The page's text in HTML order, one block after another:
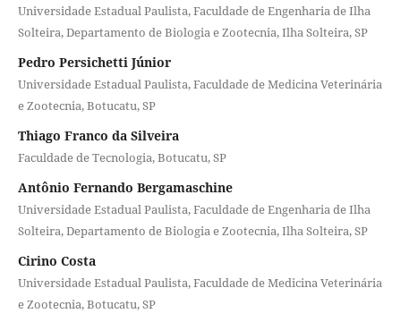
Universidade Estadual Paulista, Faculdade de Engenharia de Ilha
Solteira, Departamento de Biologia e Zootecnia, Ilha Solteira, SP
Pedro Persichetti Júnior
Universidade Estadual Paulista, Faculdade de Medicina Veterinária
e Zootecnia, Botucatu, SP
Thiago Franco da Silveira
Faculdade de Tecnologia, Botucatu, SP
Antônio Fernando Bergamaschine
Universidade Estadual Paulista, Faculdade de Engenharia de Ilha
Solteira, Departamento de Biologia e Zootecnia, Ilha Solteira, SP
Cirino Costa
Universidade Estadual Paulista, Faculdade de Medicina Veterinária
e Zootecnia, Botucatu, SP